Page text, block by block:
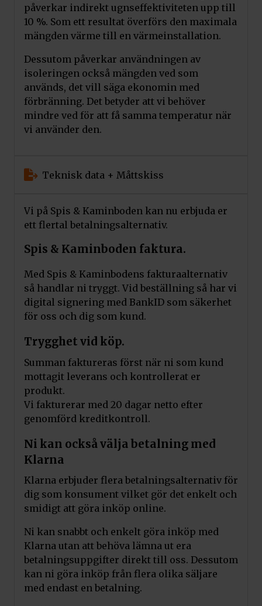
påverkar indirekt ugnseffektiviteten upp till
10 %. Som ett resultat överförs den maximala
mängden värme till en värmeinstallation.
Dessutom påverkar användningen av
isoleringen också mängden ved som
används, det vill säga ekonomin med
förbränning. Det betyder att vi behöver
mindre ved för att få samma temperatur när
vi använder den.
Teknisk data + Måttskiss
Vi på Spis & Kaminboden kan nu erbjuda er
ett flertal betalningsalternativ.
Spis & Kaminboden faktura.
Med Spis & Kaminbodens fakturaalternativ
så handlar ni tryggt. Vid beställning så har vi
digital signering med BankID som säkerhet
för oss och dig som kund.
Trygghet vid köp.
Summan faktureras först när ni som kund
mottagit leverans och kontrollerat er
produkt.
Vi fakturerar med 20 dagar netto efter
genomförd kreditkontroll.
Ni kan också välja betalning med
Klarna
Klarna erbjuder flera betalningsalternativ för
dig som konsument vilket gör det enkelt och
smidigt att göra inköp online.
Ni kan snabbt och enkelt göra inköp med
Klarna utan att behöva lämna ut era
betalningsuppgifter direkt till oss. Dessutom
kan ni göra inköp från flera olika säljare
med endast en betalning.